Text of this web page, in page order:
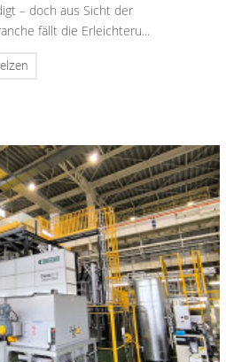
– doch aus Sicht der
fällt die Erleichteru...